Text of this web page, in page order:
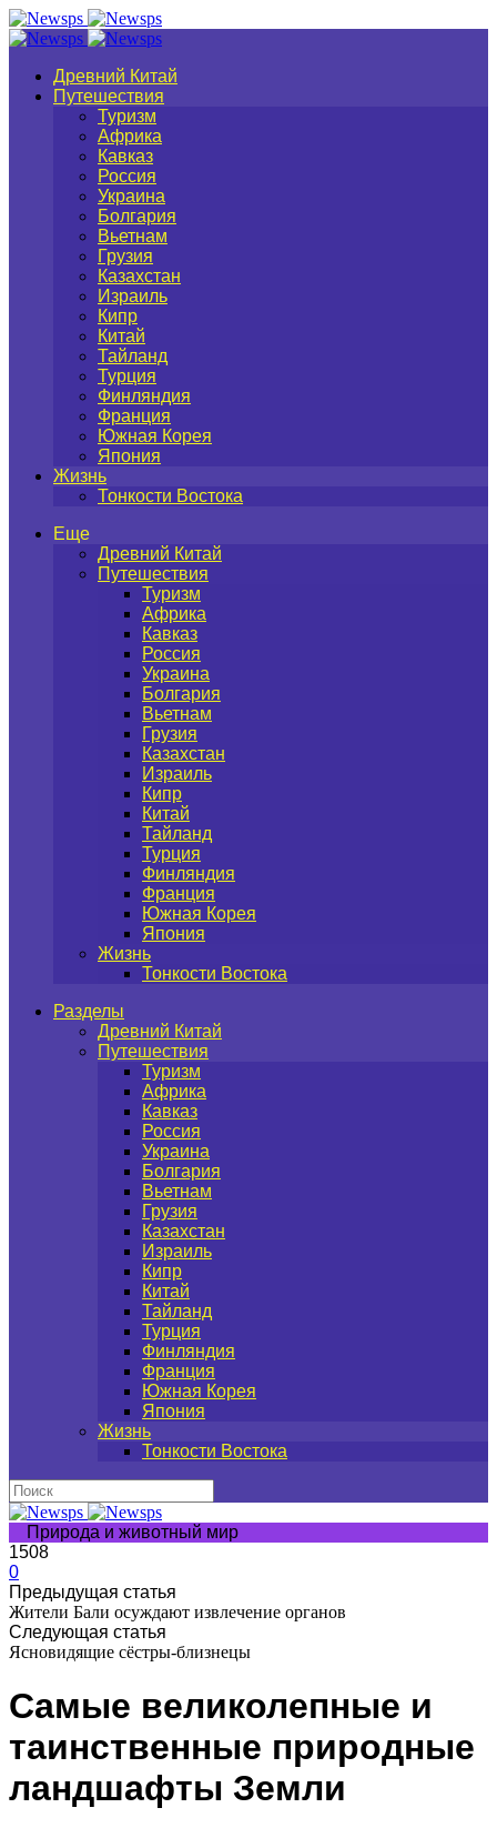
Древний Китай
Путешествия
Туризм
Африка
Кавказ
Россия
Украина
Болгария
Вьетнам
Грузия
Казахстан
Израиль
Кипр
Китай
Тайланд
Турция
Финляндия
Франция
Южная Корея
Япония
Жизнь
Тонкости Востока
Еще
Древний Китай
Путешествия
Туризм
Африка
Кавказ
Россия
Украина
Болгария
Вьетнам
Грузия
Казахстан
Израиль
Кипр
Китай
Тайланд
Турция
Финляндия
Франция
Южная Корея
Япония
Жизнь
Тонкости Востока
Разделы
Древний Китай
Путешествия
Туризм
Африка
Кавказ
Россия
Украина
Болгария
Вьетнам
Грузия
Казахстан
Израиль
Кипр
Китай
Тайланд
Турция
Финляндия
Франция
Южная Корея
Япония
Жизнь
Тонкости Востока
Природа и животный мир
1508
0
Предыдущая статья
Жители Бали осуждают извлечение органов
Следующая статья
Ясновидящие сёстры-близнецы
Самые великолепные и
таинственные природные
ландшафты Земли